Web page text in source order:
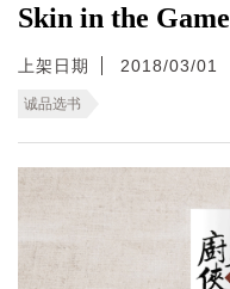
Skin in the Game
上架日期 2018/03/01
诚品选书